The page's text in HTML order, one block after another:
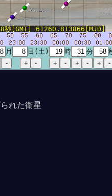
秒[GMT] 61260.813866[MJD]
月 日(土) 時 分
れた衛星